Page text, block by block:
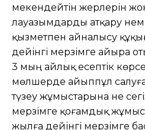
мекендейтін жерлерін жою
лауазымдарды атқару
қызметпен айналысу
дейінгі мерзімге айыра
3 мың айлық есептік
мөлшерде айыппұл
түзеу жұмыстарына не
мерзімге қоғамдық
жылға дейінгі мерзімге